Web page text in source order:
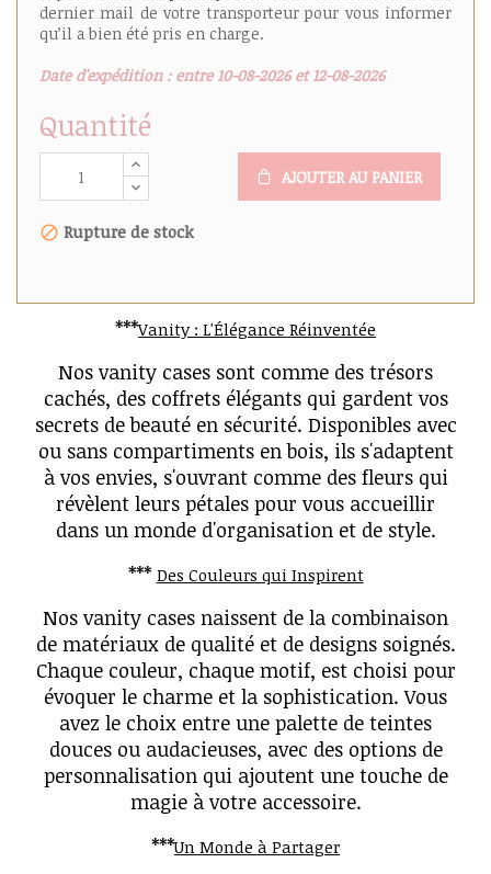
dernier mail de votre transporteur pour vous informer
qu’il a bien été pris en charge.
Date d'expédition : entre 10-08-2026 et 12-08-2026
Quantité
AJOUTER AU PANIER
Rupture de stock
***Vanity : L'Élégance Réinventée
Nos vanity cases sont comme des trésors
cachés, des coffrets élégants qui gardent vos
secrets de beauté en sécurité. Disponibles avec
ou sans compartiments en bois, ils s'adaptent
à vos envies, s'ouvrant comme des fleurs qui
révèlent leurs pétales pour vous accueillir
dans un monde d'organisation et de style.
*** Des Couleurs qui Inspirent
Nos vanity cases naissent de la combinaison
de matériaux de qualité et de designs soignés.
Chaque couleur, chaque motif, est choisi pour
évoquer le charme et la sophistication. Vous
avez le choix entre une palette de teintes
douces ou audacieuses, avec des options de
personnalisation qui ajoutent une touche de
magie à votre accessoire.
***Un Monde à Partager